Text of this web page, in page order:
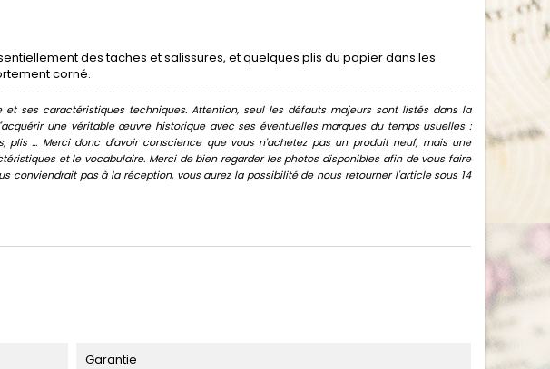
des taches et salissures, et quelques plis du papier dans les
corné.
ses caractéristiques techniques. Attention, seul les défauts majeurs sont listés dans la
une véritable œuvre historique avec ses éventuelles marques du temps usuelles :
plis ... Merci donc d'avoir conscience que vous n'achetez pas un produit neuf, mais une
et le vocabulaire. Merci de bien regarder les photos disponibles afin de vous faire
conviendrait pas à la réception, vous aurez la possibilité de nous retourner l'article sous 14
Garantie